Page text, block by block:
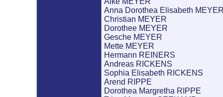
Anna Dorothea Elisabeth MEYER
Christian MEYER
Dorothee MEYER
Gesche MEYER
Mette MEYER
Hermann REINERS
Andreas RICKENS
Sophia Elisabeth RICKENS
Arend RIPPE
Dorothea Margretha RIPPE